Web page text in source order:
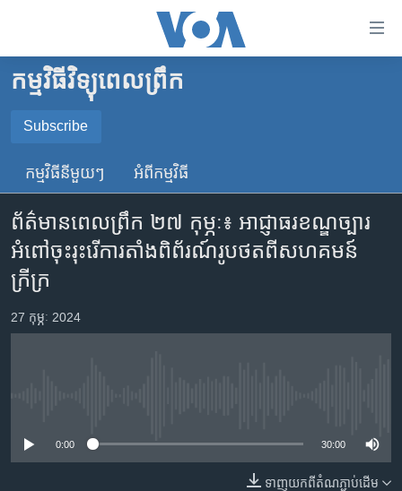
គេហទំព័រ​
ទាក់ទង
រំលង​
ទំព័រ​
ព័ត៌មាន​​
តែ​
ម្តង
រំលង​
និង​
រំលង​
កម្ពុជា
អន្តរជាតិ
ចិន
ហេឡូវីអូអេ
កម្ពុជាច្នៃប្រតិដ្ឋ
ព្រឹត្តិការណ៍ព័ត៌មាន
ទូរទស្សន៍ / វីដេអូ​
កម្មវិធីវិទ្យុពេលព្រឹក
Subscribe
SUBSCRIBE
Spotify
កម្មវិធី​នីមួយៗ អំពី​កម្មវិធី​
ព័ត៌មានពេលព្រឹក ២៧ កុម្ភៈ៖ អាជ្ញាធរខណ្ឌច្បារ
អំពៅចុះរុះរើការតាំងពិព័រណ៍រូបថតពីសហគមន៍
ក្រីក្រ
27 កុម្ភៈ 2024
0:00 30:00
ទាញ​យក​ពី​តំណភ្ជាប់​ដើម